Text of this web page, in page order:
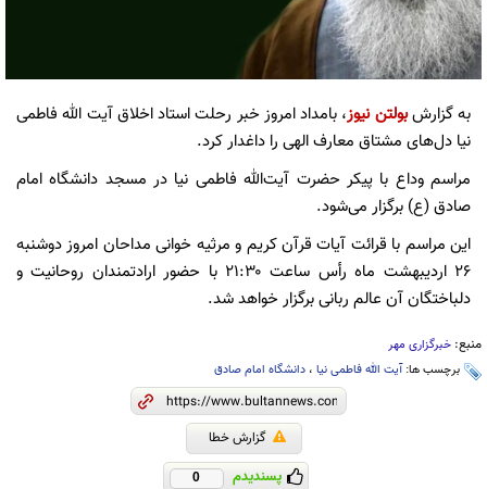
به گزارشبولتن نیوز، بامداد امروز خبر رحلت استاد اخلاق آیت الله فاطمی
نیا دل‌های مشتاق معارف الهی را داغدار کرد.
مراسم وداع با پیکر حضرت آیت‌الله فاطمی نیا در مسجد دانشگاه امام
صادق (ع) برگزار می‌شود.
این مراسم با قرائت آیات قرآن کریم و مرثیه خوانی مداحان امروز دوشنبه
۲۶ اردیبهشت ماه رأس ساعت ۲۱:۳۰ با حضور ارادتمندان روحانیت و
دلباختگان آن عالم ربانی برگزار خواهد شد.
منبع: خبرگزاری مهر
برچسب ها:آیت الله فاطمی نیا ، دانشگاه امام صادق
گزارش خطا
پسندیدم 0